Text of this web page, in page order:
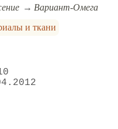
Вариант-Омега
и ткани